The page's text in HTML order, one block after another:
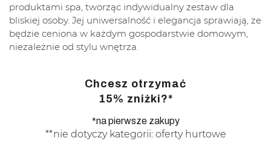
produktami spa, tworząc indywidualny zestaw dla
bliskiej osoby. Jej uniwersalność i elegancja sprawiają, że
będzie ceniona w każdym gospodarstwie domowym,
niezależnie od stylu wnętrza.
Chcesz otrzymać
15% zniżki?*
*na pierwsze zakupy
**nie dotyczy kategorii: oferty hurtowe